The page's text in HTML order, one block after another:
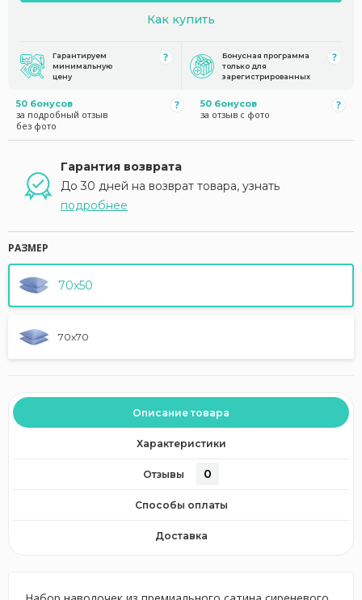
Как купить
Гарантируем
минимальную
цену
Бонусная программа
только для
зарегистрированных
50 бонусов
за подробный отзыв
без фото
50 бонусов
за отзыв с фото
Гарантия возврата
До 30 дней на возврат товара, узнать
подробнее
РАЗМЕР
70x50
70x70
Описание товара
Характеристики
Отзывы 0
Способы оплаты
Доставка